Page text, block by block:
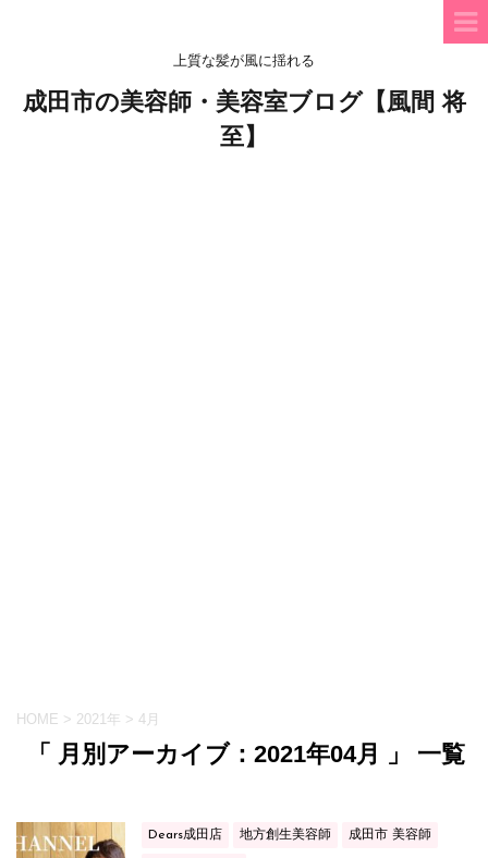
上質な髪が風に揺れる
成田市の美容師・美容室ブログ【風間 将
至】
HOME > 2021年 > 4月
「 月別アーカイブ：2021年04月 」 一覧
Dears成田店 地方創生美容師 成田市 美容師